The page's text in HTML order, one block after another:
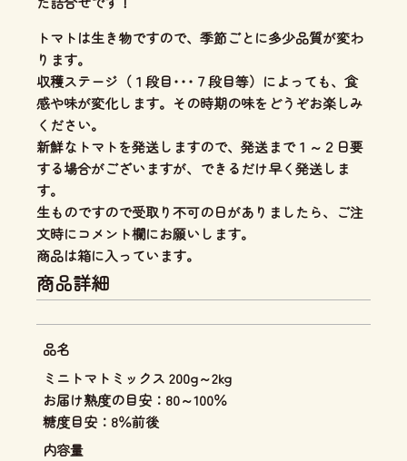
トマトは生き物ですので、季節ごとに多少品質が変わ
ります。
収穫ステージ（１段目･･･７段目等）によっても、食
感や味が変化します。その時期の味をどうぞお楽しみ
ください。
新鮮なトマトを発送しますので、発送まで１～２日要
する場合がございますが、できるだけ早く発送しま
す。
生ものですので受取り不可の日がありましたら、ご注
文時にコメント欄にお願いします。
商品は箱に入っています。
商品詳細
品名
ミニトマトミックス 200g～2kg
お届け熟度の目安：80～100％
糖度目安：8％前後
内容量